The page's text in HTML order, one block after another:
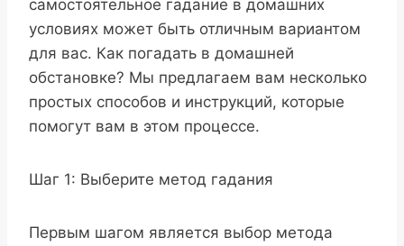
самостоятельное гадание в домашних
условиях может быть отличным вариантом
для вас. Как погадать в домашней
обстановке? Мы предлагаем вам несколько
простых способов и инструкций, которые
помогут вам в этом процессе.
Шаг 1: Выберите метод гадания
Первым шагом является выбор метода